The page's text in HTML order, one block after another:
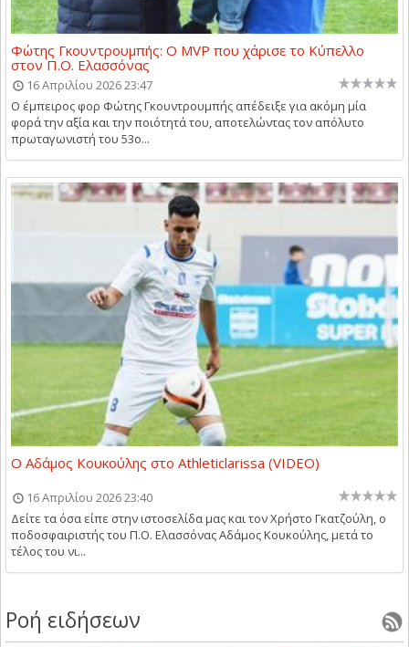
Φώτης Γκουντρουμπής: Ο MVP που χάρισε το Κύπελλο
στον Π.Ο. Ελασσόνας
16 Απριλίου 2026 23:47
Ο έμπειρος φορ Φώτης Γκουντρουμπής απέδειξε για ακόμη μία
φορά την αξία και την ποιότητά του, αποτελώντας τον απόλυτο
πρωταγωνιστή του 53ο...
Ο Αδάμος Κουκούλης στο Athleticlarissa (VIDEO)
16 Απριλίου 2026 23:40
Δείτε τα όσα είπε στην ιστοσελίδα μας και τον Χρήστο Γκατζούλη, ο
ποδοσφαιριστής του Π.Ο. Ελασσόνας Αδάμος Κουκούλης, μετά το
τέλος του νι...
Ροή ειδήσεων